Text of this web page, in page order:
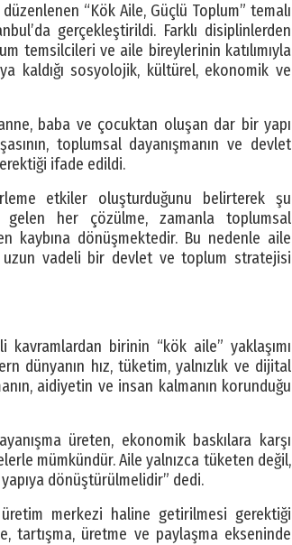
“Kök Aile, Güçlü Toplum” temalı
gerçekleştirildi. Farklı disiplinlerden
temsilcileri ve aile bireylerinin katılımıyla
kaldığı sosyolojik, kültürel, ekonomik ve
baba ve çocuktan oluşan dar bir yapı
toplumsal dayanışmanın ve devlet
ifade edildi.
etkiler oluşturduğunu belirterek şu
gelen her çözülme, zamanla toplumsal
kaybına dönüşmektedir. Bu nedenle aile
uzun vadeli bir devlet ve toplum stratejisi
birinin “kök aile” yaklaşımı
dünyanın hız, tüketim, yalnızlık ve dijital
aidiyetin ve insan kalmanın korunduğu
üreten, ekonomik baskılara karşı
mümkündür. Aile yalnızca tüketen değil,
dönüştürülmelidir” dedi.
merkezi haline getirilmesi gerektiği
tartışma, üretme ve paylaşma ekseninde